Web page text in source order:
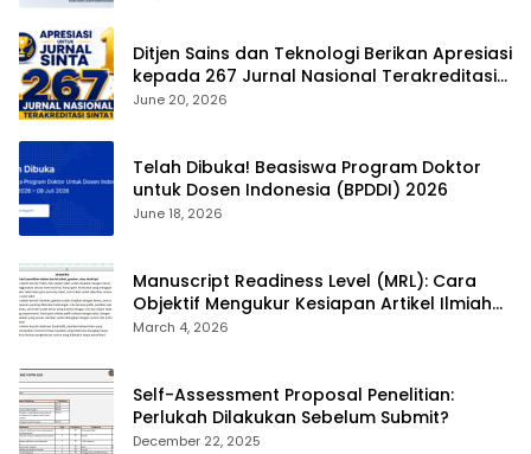
Ditjen Sains dan Teknologi Berikan Apresiasi
kepada 267 Jurnal Nasional Terakreditasi
SINTA 1
June 20, 2026
Telah Dibuka! Beasiswa Program Doktor
untuk Dosen Indonesia (BPDDI) 2026
June 18, 2026
Manuscript Readiness Level (MRL): Cara
Objektif Mengukur Kesiapan Artikel Ilmiah
Anda
March 4, 2026
Self-Assessment Proposal Penelitian:
Perlukah Dilakukan Sebelum Submit?
December 22, 2025